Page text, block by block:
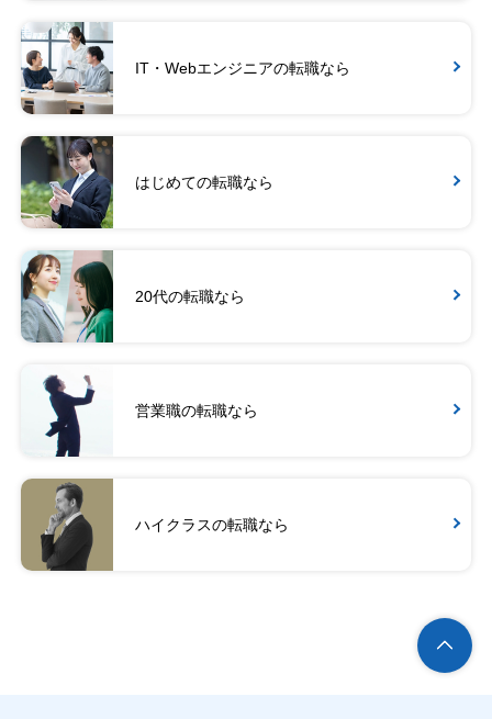
IT・Webエンジニアの転職なら
はじめての転職なら
20代の転職なら
営業職の転職なら
ハイクラスの転職なら